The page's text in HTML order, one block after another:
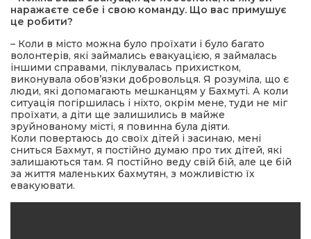
наражаєте себе і свою команду. Що вас примушує
це робити?
– Коли в місто можна було проїхати і було багато
волонтерів, які займались евакуацією, я займалась
іншими справами, піклувалась прихистком,
виконувала обов’язки добровольця. Я розуміла, що є
люди, які допомагають мешканцям у Бахмуті. А коли
ситуація погіршилась і ніхто, окрім мене, туди не міг
проїхати, а діти ще залишились в майже
зруйнованому місті, я повинна була діяти.
Коли повертаюсь до своїх дітей і засинаю, мені
сниться Бахмут, я постійно думаю про тих дітей, які
залишаються там. Я постійно веду свій бій, але це бій
за життя маленьких бахмутян, з можливістю їх
евакуювати.